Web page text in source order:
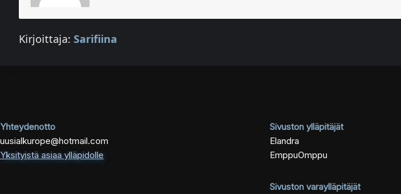
Kirjoittaja: Sarifiina
Yhteydenotto
uusialkurope@hotmail.com
Yksityistä asiaa ylläpidolle
Sivuston ylläpitäjät
Elandra
EmppuOmppu
Sivuston varaylläpitäjät